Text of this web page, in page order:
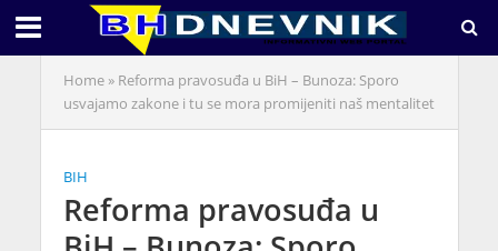
Home» Reforma pravosuđa u BiH – Bunoza: Sporo
usvajamo zakone i tu se mora promijeniti naš mentalitet
BIH
Reforma pravosuđa u